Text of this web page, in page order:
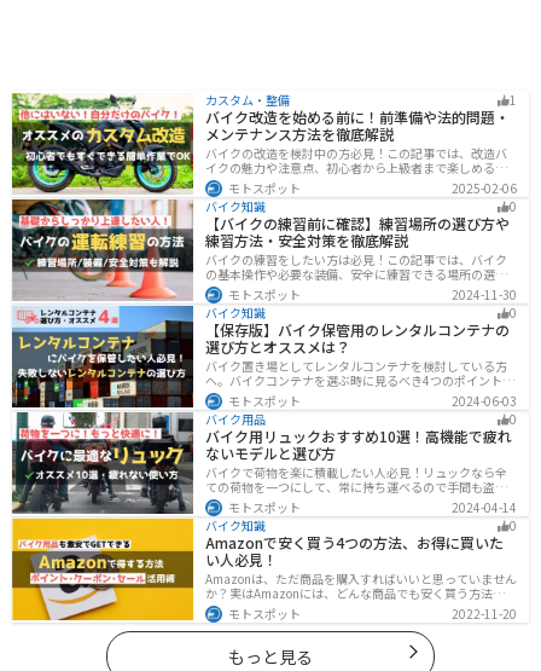
カスタム・整備 1
バイク改造を始める前に！前準備や法的問題・
メンテナンス方法を徹底解説
バイクの改造を検討中の方必見！この記事では、改造バ
イクの魅力や注意点、初心者から上級者まで楽しめる改
造方法を紹介しています。実は、改造で補償内容や保険
料が変わる場合があるため、保険会社への確認は必須で
す。この記事を読めば、安全に配慮しつつ、カスタムバ
イクを楽しむコツがわかります。
モトスポット
2025-02-06
バイク知識
0
【バイクの練習前に確認】練習場所の選び方や
練習方法・安全対策を徹底解説
バイクの練習をしたい方は必見！この記事では、バイク
の基本操作や必要な装備、安全に練習できる場所の選び
方や練習方法を解説しています。実は、バイクの点検や
整備、基本的な練習をバランスよく行うことが大切で
す。この記事を読めば、安全で快適にバイク練習を行う
方法がわかります。
モトスポット
2024-11-30
バイク知識
0
【保存版】バイク保管用のレンタルコンテナの
選び方とオススメは？
バイク置き場としてレンタルコンテナを検討している方
へ。バイクコンテナを選ぶ時に見るべき4つのポイントと
オススメのレンタルコンテナ会社を徹底解説。これさえ
読めば自分に最適なレンタルコンテナを見つけることが
できます。
モトスポット
2024-06-03
バイク用品
0
バイク用リュックおすすめ10選！高機能で疲れ
ないモデルと選び方
バイクで荷物を楽に積載したい人必見！リュックなら全
ての荷物を一つにして、常に持ち運べるので手間も盗ま
れる心配もありません。腰や肩の負担を軽減して通勤通
学・ツーリングを快適にできるオススメリュックを紹介
します。
モトスポット
2024-04-14
バイク知識
0
Amazonで安く買う4つの方法、お得に買いた
い人必見！
Amazonは、ただ商品を購入すればいいと思っていません
か？実はAmazonには、どんな商品でも安く買う方法が存
在します。この記事では、Amazonでお得に買う方法を4
つ紹介します！Amazonギフト券をやAmazonポイント、
Amazonプライム、タイムセールを活用して安くお得に買
いましょう。
モトスポット 2022-11-20
もっと見る